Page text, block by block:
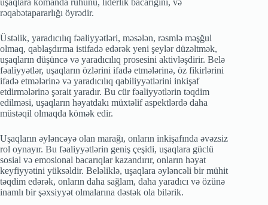
uşaqlara komanda ruhunu, liderlik bacarığını, və
rəqabətapararlığı öyrədir.
Üstəlik, yaradıcılıq fəaliyyətləri, məsələn, rəsmlə məşğul
olmaq, qablaşdırma istifadə edərək yeni şeylər düzəltmək,
uşaqların düşüncə və yaradıcılıq prosesini aktivləşdirir. Belə
fəaliyyətlər, uşaqların özlərini ifadə etmələrinə, öz fikirlərini
ifadə etmələrinə və yaradıcılıq qabiliyyətlərini inkişaf
etdirmələrinə şərait yaradır. Bu cür fəaliyyətlərin təqdim
edilməsi, uşaqların həyatdakı müxtəlif aspektlərdə daha
müstəqil olmaqda kömək edir.
Uşaqların əyləncəyə olan marağı, onların inkişafında əvəzsiz
rol oynayır. Bu fəaliyyətlərin geniş çeşidi, uşaqlara güclü
sosial və emosional bacarıqlar kazandırır, onların həyat
keyfiyyətini yüksəldir. Beləliklə, uşaqlara əyləncəli bir mühit
təqdim edərək, onların daha sağlam, daha yaradıcı və özünə
inamlı bir şəxsiyyət olmalarına dəstək ola bilərik.